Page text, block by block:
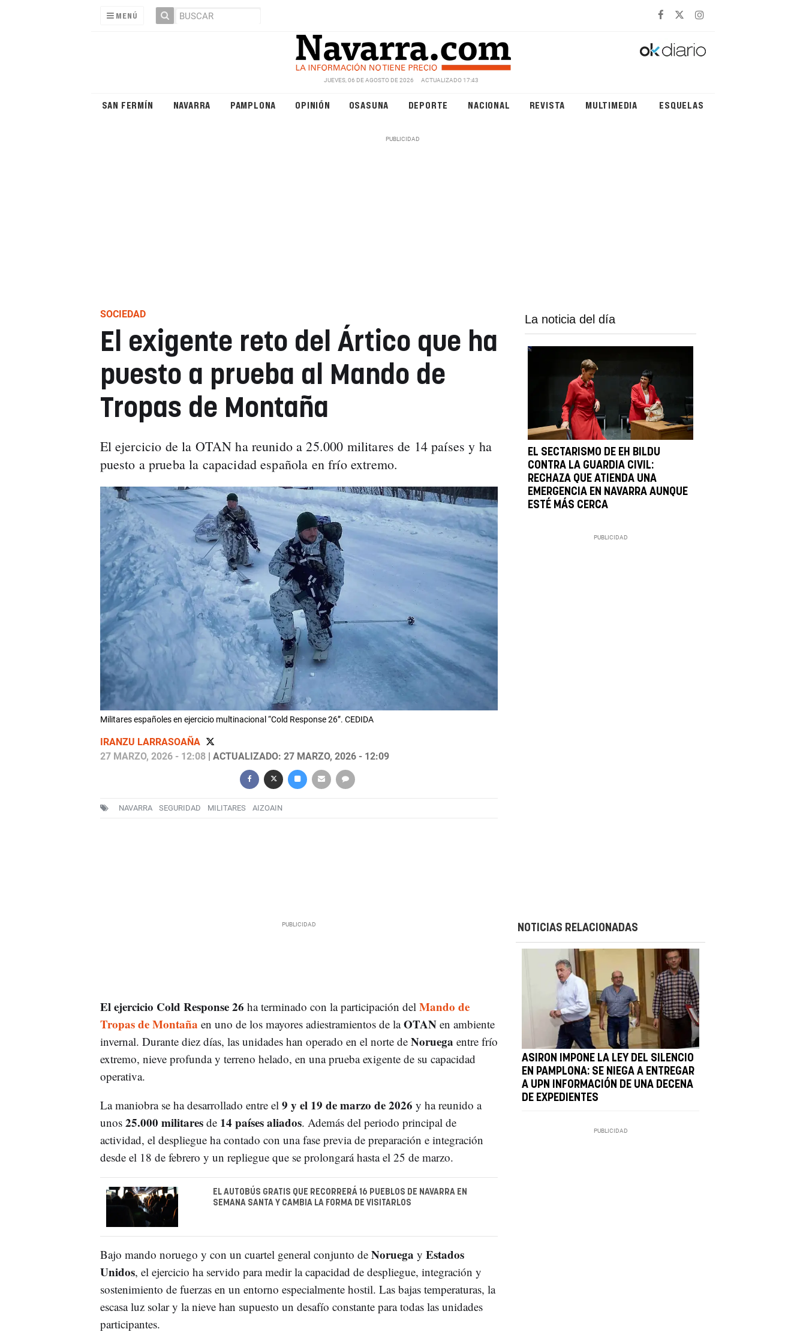
MENÚ
JUEVES, 06 DE AGOSTO DE 2026 ACTUALIZADO 17:43
SAN FERMÍN NAVARRA PAMPLONA OPINIÓN OSASUNA DEPORTE NACIONAL REVISTA MULTIMEDIA ESQUELAS
SOCIEDAD
El exigente reto del Ártico que ha
puesto a prueba al Mando de
Tropas de Montaña
El ejercicio de la OTAN ha reunido a 25.000 militares de 14 países y ha
puesto a prueba la capacidad española en frío extremo.
Militares españoles en ejercicio multinacional “Cold Response 26”. CEDIDA
IRANZU LARRASOAÑA
27 MARZO, 2026 - 12:08| ACTUALIZADO: 27 MARZO, 2026 - 12:09
NAVARRA SEGURIDAD MILITARES AIZOAIN
La noticia del día
EL SECTARISMO DE EH BILDU
CONTRA LA GUARDIA CIVIL:
RECHAZA QUE ATIENDA UNA
EMERGENCIA EN NAVARRA AUNQUE
ESTÉ MÁS CERCA
El ejercicio Cold Response 26 ha terminado con la participación del Mando de
Tropas de Montaña en uno de los mayores adiestramientos de laOTANen ambiente
invernal. Durante diez días, las unidades han operado en el norte de Noruega entre frío
extremo, nieve profunda y terreno helado, en una prueba exigente de su capacidad
operativa.
La maniobra se ha desarrollado entre el 9 y el 19 de marzo de 2026 y ha reunido a
unos 25.000 militaresde 14 países aliados. Además del periodo principal de
actividad, el despliegue ha contado con una fase previa de preparación e integración
desde el 18 de febrero y un repliegue que se prolongará hasta el 25 de marzo.
EL AUTOBÚS GRATIS QUE RECORRERÁ 16 PUEBLOS DE NAVARRA EN
SEMANA SANTA Y CAMBIA LA FORMA DE VISITARLOS
Bajo mando noruego y con un cuartel general conjunto de Noruega y Estados
Unidos, el ejercicio ha servido para medir la capacidad de despliegue, integración y
sostenimiento de fuerzas en un entorno especialmente hostil. Las bajas temperaturas, la
escasa luz solar y la nieve han supuesto un desafío constante para todas las unidades
participantes.
NOTICIAS RELACIONADAS
ASIRON IMPONE LA LEY DEL SILENCIO
EN PAMPLONA: SE NIEGA A ENTREGAR
A UPN INFORMACIÓN DE UNA DECENA
DE EXPEDIENTES